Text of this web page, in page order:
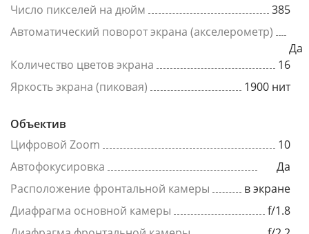
Число пикселей на дюйм
385
Автоматический поворот экрана (акселерометр)
Да
Количество цветов экрана
16
Яркость экрана (пиковая)
1900 нит
Объектив
Цифровой Zoom
10
Автофокусировка
Да
Расположение фронтальной камеры
в экране
Диафрагма основной камеры
f/1.8